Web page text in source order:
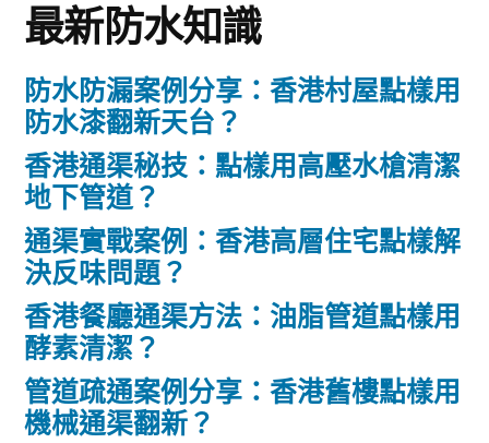
最新防水知識
防水防漏案例分享：香港村屋點樣用
防水漆翻新天台？
香港通渠秘技：點樣用高壓水槍清潔
地下管道？
通渠實戰案例：香港高層住宅點樣解
決反味問題？
香港餐廳通渠方法：油脂管道點樣用
酵素清潔？
管道疏通案例分享：香港舊樓點樣用
機械通渠翻新？